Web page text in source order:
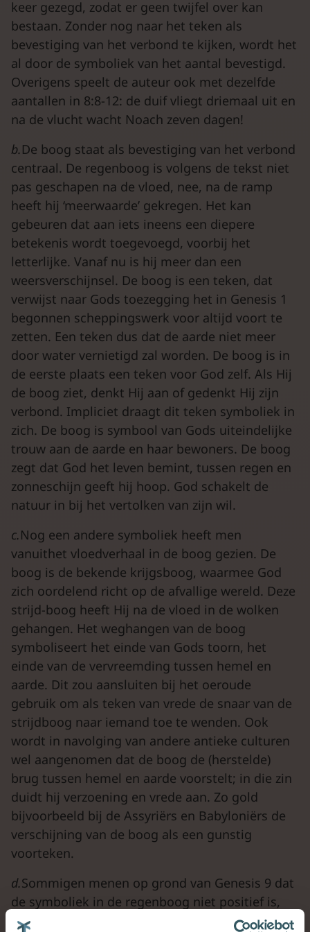
keer gezegd, zodat er geen twijfel over kan
bestaan. Zonder nog naar het teken als
bevestiging van het verbond te kijken, wordt het
al door de symboliek van het aantal bevestigd.
Overigens speelt de auteur ook met dezelfde
aantallen in 8:8-12: de duif vliegt driemaal uit en
na de vlucht wacht Noach zeven dagen!
b.De boog staat als bevestiging van het verbond
centraal. De regenboog is volgens de tekst niet
pas geschapen na de vloed, nee, na de ramp
heeft hij ‘meerwaarde’ gekregen. Het kan
gebeuren dat aan iets ineens een diepere
betekenis wordt toegevoegd, voorbij het
letterlijke. Vanaf nu is hij meer dan een
weersverschijnsel. De boog is een teken, dat
verwijst naar Gods toezegging het in Genesis 1
begonnen scheppingswerk voor altijd voort te
zetten. Een teken dus dat de aarde niet meer
door water vernietigd zal worden. De boog is in
de eerste plaats een teken voor God zelf. Als Hij
de boog ziet, denkt Hij aan of gedenkt Hij zijn
verbond. Impliciet draagt dit teken symboliek in
zich. De boog is symbool van Gods uiteindelijke
trouw aan de aarde en haar bewoners. De boog
zegt dat God het leven bemint, tussen regen en
zonneschijn geeft hij hoop. God schakelt de
natuur in bij het vertolken van zijn wil.
c.Nog een andere symboliek heeft men
vanuithet vloedverhaal in de boog gezien. De
boog is de bekende krijgsboog, waarmee God
zich oordelend richt op de afvallige wereld. Deze
strijd-boog heeft Hij na de vloed in de wolken
gehangen. Het weghangen van de boog
symboliseert het einde van Gods toorn, het
einde van de vervreemding tussen hemel en
aarde. Dit zou aansluiten bij het oeroude
gebruik om als teken van vrede de snaar van de
strijdboog naar iemand toe te wenden. Ook
wordt in navolging van andere antieke culturen
wel aangenomen dat de boog de (herstelde)
brug tussen hemel en aarde voorstelt; in die zin
duidt hij verzoening en vrede aan. Zo gold
bijvoorbeeld bij de Assyriërs en Babyloniërs de
verschijning van de boog als een gunstig
voorteken.
d.Sommigen menen op grond van Genesis 9 dat
de symboliek in de regenboog niet positief is,
maar negatief. De verschijnende boog roept de